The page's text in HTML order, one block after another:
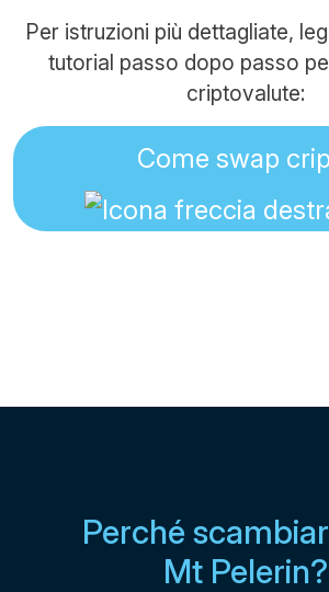
Per istruzioni più dettagliate,
tutorial passo dopo passo
criptovalute:
Come swap
Perché
Mt Pelerin?